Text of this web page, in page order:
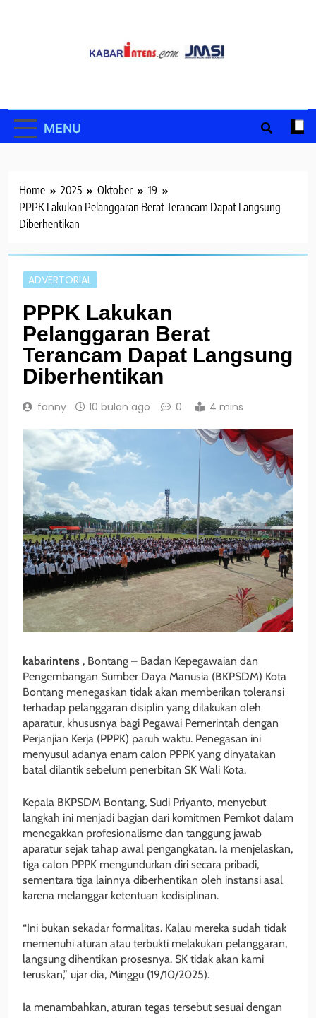
MENU
Home 2025 Oktober
19
PPPK Lakukan Pelanggaran Berat Terancam Dapat Langsung
Diberhentikan
ADVERTORIAL
PPPK Lakukan
Pelanggaran Berat
Terancam Dapat Langsung
Diberhentikan
fanny 10 bulan ago 0 4 mins
kabarintens , Bontang – Badan Kepegawaian dan
Pengembangan Sumber Daya Manusia (BKPSDM) Kota
Bontang menegaskan tidak akan memberikan toleransi
terhadap pelanggaran disiplin yang dilakukan oleh
aparatur, khususnya bagi Pegawai Pemerintah dengan
Perjanjian Kerja (PPPK) paruh waktu. Penegasan ini
menyusul adanya enam calon PPPK yang dinyatakan
batal dilantik sebelum penerbitan SK Wali Kota.
Kepala BKPSDM Bontang, Sudi Priyanto, menyebut
langkah ini menjadi bagian dari komitmen Pemkot dalam
menegakkan profesionalisme dan tanggung jawab
aparatur sejak tahap awal pengangkatan. Ia menjelaskan,
tiga calon PPPK mengundurkan diri secara pribadi,
sementara tiga lainnya diberhentikan oleh instansi asal
karena melanggar ketentuan kedisiplinan.
“Ini bukan sekadar formalitas. Kalau mereka sudah tidak
memenuhi aturan atau terbukti melakukan pelanggaran,
langsung dihentikan prosesnya. SK tidak akan kami
teruskan,” ujar dia, Minggu (19/10/2025).
Ia menambahkan, aturan tegas tersebut sesuai dengan